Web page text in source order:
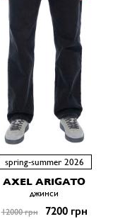
spring-summer 2026
AXEL ARIGATO
джинси
12000 грн 7200 грн